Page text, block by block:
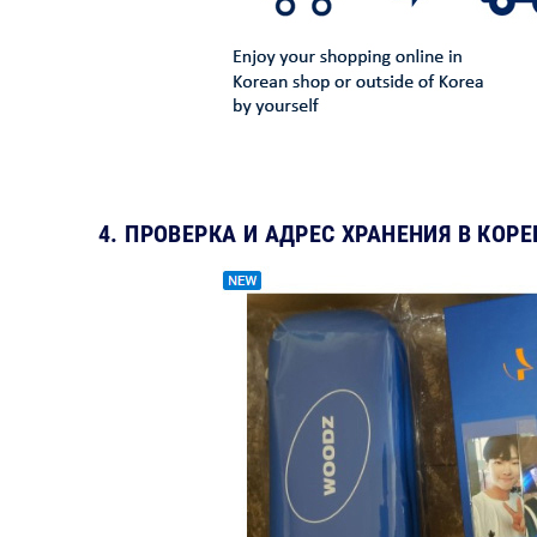
4. ПРОВЕРКА И АДРЕС ХРАНЕНИЯ В